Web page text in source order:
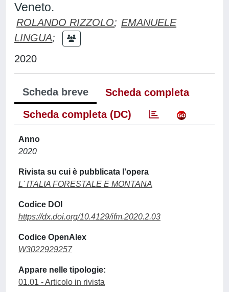
Veneto.
ROLANDO RIZZOLO; EMANUELE
LINGUA;
2020
Scheda breve
Scheda completa
Scheda completa (DC)
Anno
2020
Rivista su cui è pubblicata l'opera
L' ITALIA FORESTALE E MONTANA
Codice DOI
https://dx.doi.org/10.4129/ifm.2020.2.03
Codice OpenAlex
W3022929257
Appare nelle tipologie:
01.01 - Articolo in rivista